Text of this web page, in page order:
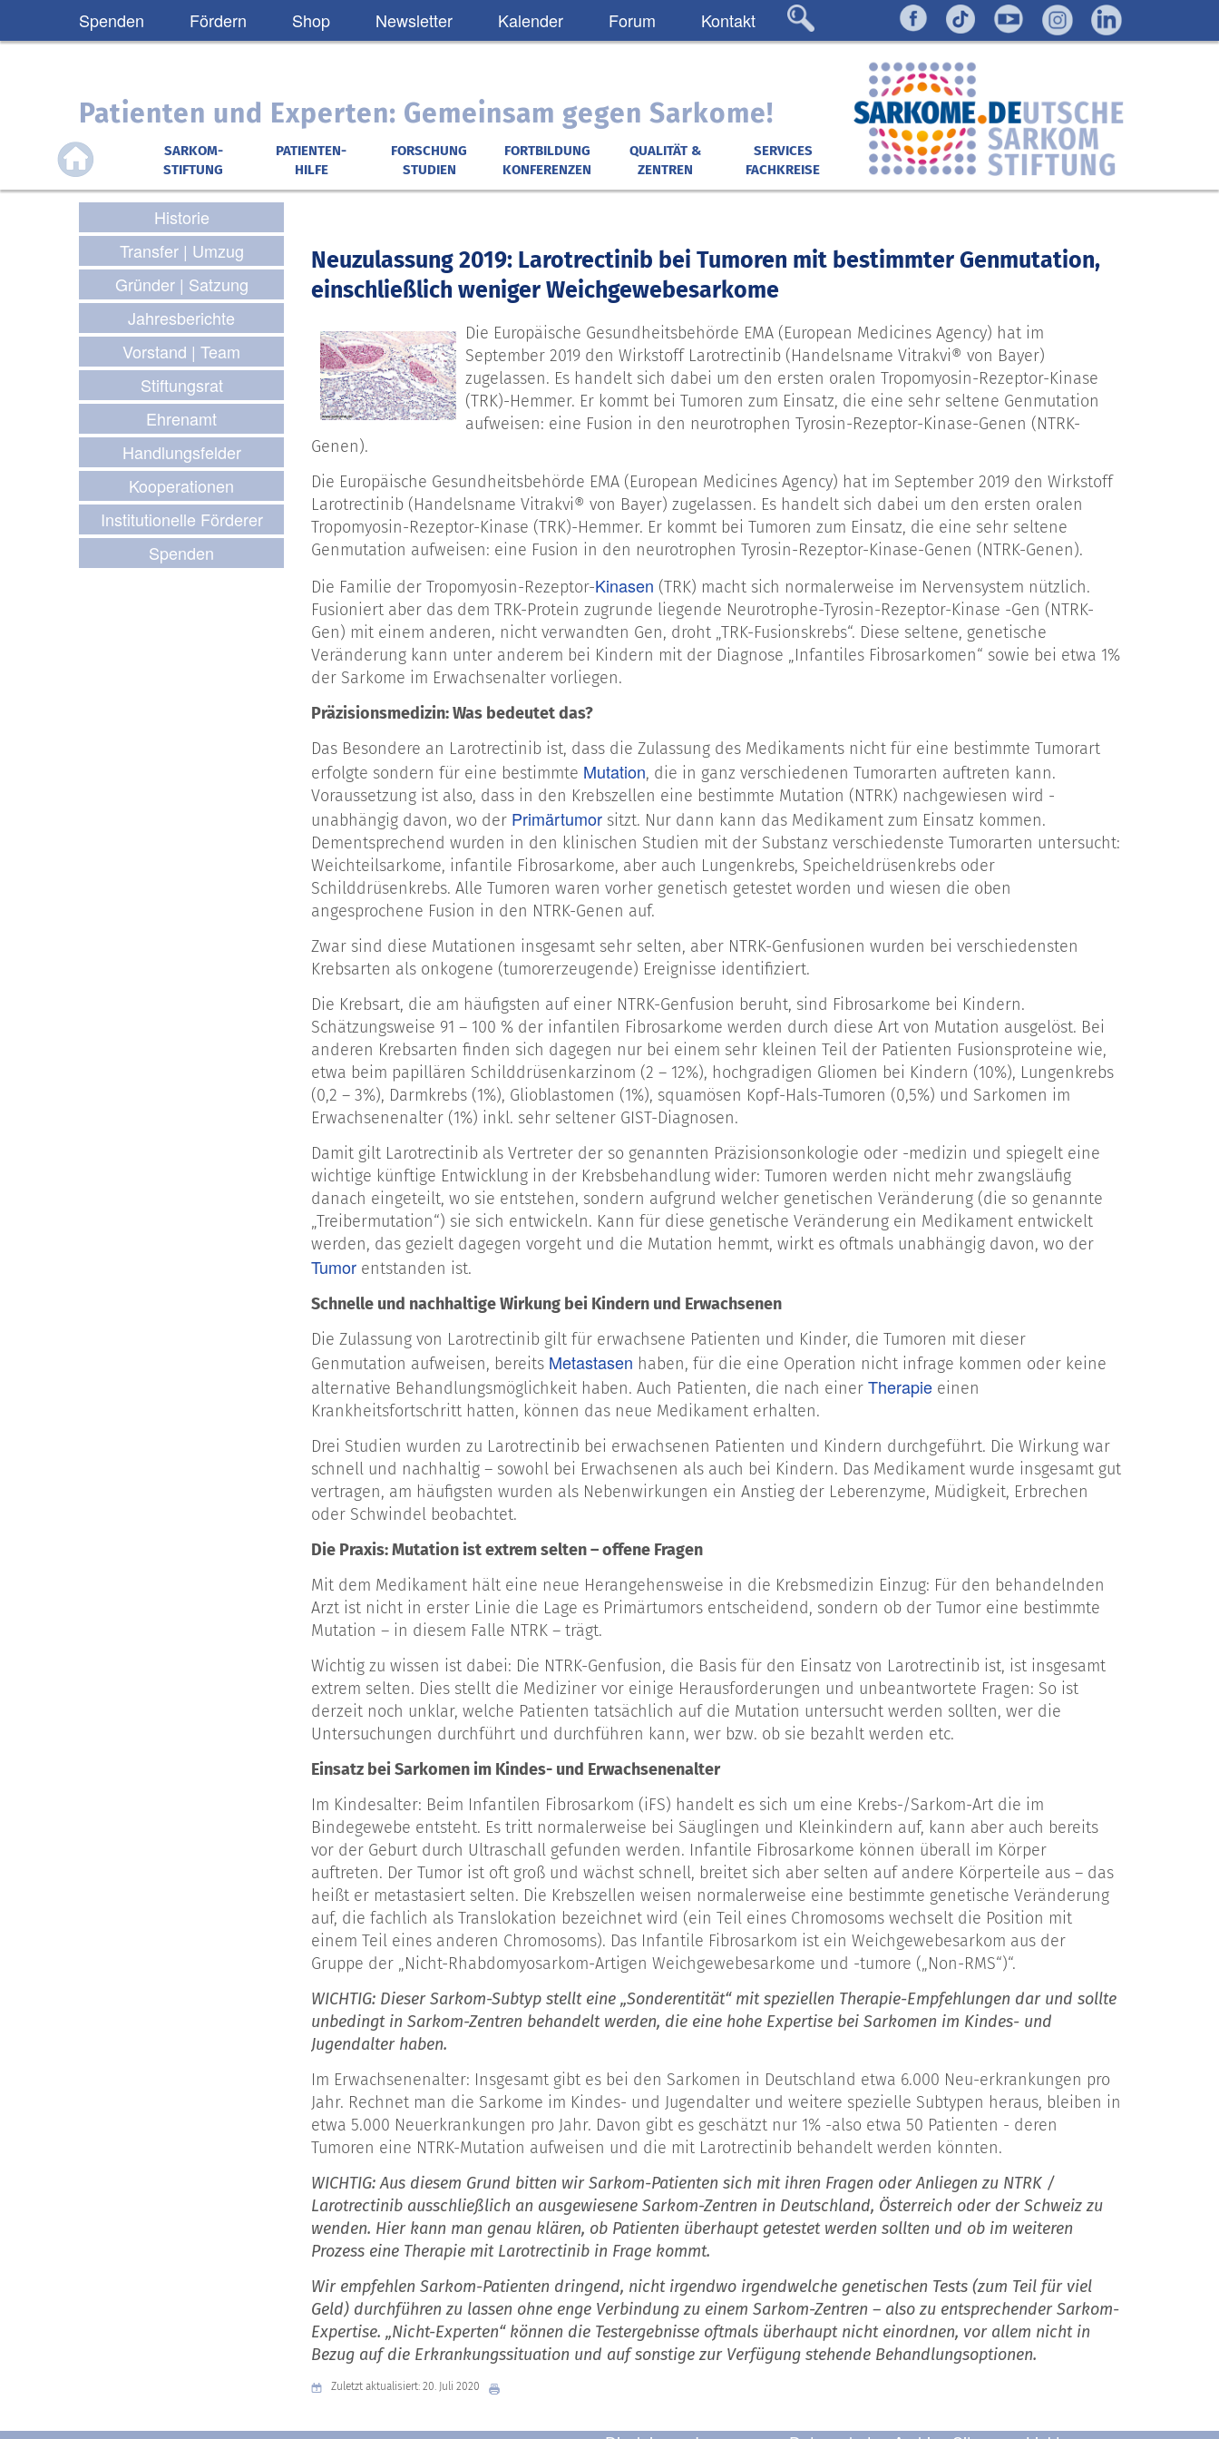
Spenden Fördern Shop Newsletter Kalender Forum Kontakt
Patienten und Experten: Gemeinsam gegen Sarkome!
SARKOM-
STIFTUNG
PATIENTEN-
HILFE
FORSCHUNG
STUDIEN
FORTBILDUNG
KONFERENZEN
QUALITÄT &
ZENTREN
SERVICES
FACHKREISE
Historie
Transfer | Umzug
Gründer | Satzung
Jahresberichte
Vorstand | Team
Stiftungsrat
Ehrenamt
Handlungsfelder
Kooperationen
Institutionelle Förderer
Spenden
Neuzulassung 2019: Larotrectinib bei Tumoren mit bestimmter Genmutation,
einschließlich weniger Weichgewebesarkome
Die Europäische Gesundheitsbehörde EMA (European Medicines Agency) hat im
September 2019 den Wirkstoff Larotrectinib (Handelsname Vitrakvi® von Bayer)
zugelassen. Es handelt sich dabei um den ersten oralen Tropomyosin-Rezeptor-Kinase
(TRK)-Hemmer. Er kommt bei Tumoren zum Einsatz, die eine sehr seltene Genmutation
aufweisen: eine Fusion in den neurotrophen Tyrosin-Rezeptor-Kinase-Genen (NTRK-
Genen).
Die Europäische Gesundheitsbehörde EMA (European Medicines Agency) hat im September 2019 den Wirkstoff
Larotrectinib (Handelsname Vitrakvi® von Bayer) zugelassen. Es handelt sich dabei um den ersten oralen
Tropomyosin-Rezeptor-Kinase (TRK)-Hemmer. Er kommt bei Tumoren zum Einsatz, die eine sehr seltene
Genmutation aufweisen: eine Fusion in den neurotrophen Tyrosin-Rezeptor-Kinase-Genen (NTRK-Genen).
Die Familie der Tropomyosin-Rezeptor-Kinasen (TRK) macht sich normalerweise im Nervensystem nützlich.
Fusioniert aber das dem TRK-Protein zugrunde liegende Neurotrophe-Tyrosin-Rezeptor-Kinase -Gen (NTRK-
Gen) mit einem anderen, nicht verwandten Gen, droht „TRK-Fusionskrebs“. Diese seltene, genetische
Veränderung kann unter anderem bei Kindern mit der Diagnose „Infantiles Fibrosarkomen“ sowie bei etwa 1%
der Sarkome im Erwachsenalter vorliegen.
Präzisionsmedizin: Was bedeutet das?
Das Besondere an Larotrectinib ist, dass die Zulassung des Medikaments nicht für eine bestimmte Tumorart
erfolgte sondern für eine bestimmte Mutation, die in ganz verschiedenen Tumorarten auftreten kann.
Voraussetzung ist also, dass in den Krebszellen eine bestimmte Mutation (NTRK) nachgewiesen wird -
unabhängig davon, wo der Primärtumor sitzt. Nur dann kann das Medikament zum Einsatz kommen.
Dementsprechend wurden in den klinischen Studien mit der Substanz verschiedenste Tumorarten untersucht:
Weichteilsarkome, infantile Fibrosarkome, aber auch Lungenkrebs, Speicheldrüsenkrebs oder
Schilddrüsenkrebs. Alle Tumoren waren vorher genetisch getestet worden und wiesen die oben
angesprochene Fusion in den NTRK-Genen auf.
Zwar sind diese Mutationen insgesamt sehr selten, aber NTRK-Genfusionen wurden bei verschiedensten
Krebsarten als onkogene (tumorerzeugende) Ereignisse identifiziert.
Die Krebsart, die am häufigsten auf einer NTRK-Genfusion beruht, sind Fibrosarkome bei Kindern.
Schätzungsweise 91 – 100 % der infantilen Fibrosarkome werden durch diese Art von Mutation ausgelöst. Bei
anderen Krebsarten finden sich dagegen nur bei einem sehr kleinen Teil der Patienten Fusionsproteine wie,
etwa beim papillären Schilddrüsenkarzinom (2 – 12%), hochgradigen Gliomen bei Kindern (10%), Lungenkrebs
(0,2 – 3%), Darmkrebs (1%), Glioblastomen (1%), squamösen Kopf-Hals-Tumoren (0,5%) und Sarkomen im
Erwachsenenalter (1%) inkl. sehr seltener GIST-Diagnosen.
Damit gilt Larotrectinib als Vertreter der so genannten Präzisionsonkologie oder -medizin und spiegelt eine
wichtige künftige Entwicklung in der Krebsbehandlung wider: Tumoren werden nicht mehr zwangsläufig
danach eingeteilt, wo sie entstehen, sondern aufgrund welcher genetischen Veränderung (die so genannte
„Treibermutation“) sie sich entwickeln. Kann für diese genetische Veränderung ein Medikament entwickelt
werden, das gezielt dagegen vorgeht und die Mutation hemmt, wirkt es oftmals unabhängig davon, wo der
Tumor entstanden ist.
Schnelle und nachhaltige Wirkung bei Kindern und Erwachsenen
Die Zulassung von Larotrectinib gilt für erwachsene Patienten und Kinder, die Tumoren mit dieser
Genmutation aufweisen, bereits Metastasen haben, für die eine Operation nicht infrage kommen oder keine
alternative Behandlungsmöglichkeit haben. Auch Patienten, die nach einer Therapie einen
Krankheitsfortschritt hatten, können das neue Medikament erhalten.
Drei Studien wurden zu Larotrectinib bei erwachsenen Patienten und Kindern durchgeführt. Die Wirkung war
schnell und nachhaltig – sowohl bei Erwachsenen als auch bei Kindern. Das Medikament wurde insgesamt gut
vertragen, am häufigsten wurden als Nebenwirkungen ein Anstieg der Leberenzyme, Müdigkeit, Erbrechen
oder Schwindel beobachtet.
Die Praxis: Mutation ist extrem selten – offene Fragen
Mit dem Medikament hält eine neue Herangehensweise in die Krebsmedizin Einzug: Für den behandelnden
Arzt ist nicht in erster Linie die Lage es Primärtumors entscheidend, sondern ob der Tumor eine bestimmte
Mutation – in diesem Falle NTRK – trägt.
Wichtig zu wissen ist dabei: Die NTRK-Genfusion, die Basis für den Einsatz von Larotrectinib ist, ist insgesamt
extrem selten. Dies stellt die Mediziner vor einige Herausforderungen und unbeantwortete Fragen: So ist
derzeit noch unklar, welche Patienten tatsächlich auf die Mutation untersucht werden sollten, wer die
Untersuchungen durchführt und durchführen kann, wer bzw. ob sie bezahlt werden etc.
Einsatz bei Sarkomen im Kindes- und Erwachsenenalter
Im Kindesalter: Beim Infantilen Fibrosarkom (iFS) handelt es sich um eine Krebs-/Sarkom-Art die im
Bindegewebe entsteht. Es tritt normalerweise bei Säuglingen und Kleinkindern auf, kann aber auch bereits
vor der Geburt durch Ultraschall gefunden werden. Infantile Fibrosarkome können überall im Körper
auftreten. Der Tumor ist oft groß und wächst schnell, breitet sich aber selten auf andere Körperteile aus – das
heißt er metastasiert selten. Die Krebszellen weisen normalerweise eine bestimmte genetische Veränderung
auf, die fachlich als Translokation bezeichnet wird (ein Teil eines Chromosoms wechselt die Position mit
einem Teil eines anderen Chromosoms). Das Infantile Fibrosarkom ist ein Weichgewebesarkom aus der
Gruppe der „Nicht-Rhabdomyosarkom-Artigen Weichgewebesarkome und -tumore („Non-RMS“)“.
WICHTIG: Dieser Sarkom-Subtyp stellt eine „Sonderentität“ mit speziellen Therapie-Empfehlungen dar und sollte
unbedingt in Sarkom-Zentren behandelt werden, die eine hohe Expertise bei Sarkomen im Kindes- und
Jugendalter haben.
Im Erwachsenenalter: Insgesamt gibt es bei den Sarkomen in Deutschland etwa 6.000 Neu-erkrankungen pro
Jahr. Rechnet man die Sarkome im Kindes- und Jugendalter und weitere spezielle Subtypen heraus, bleiben in
etwa 5.000 Neuerkrankungen pro Jahr. Davon gibt es geschätzt nur 1% -also etwa 50 Patienten - deren
Tumoren eine NTRK-Mutation aufweisen und die mit Larotrectinib behandelt werden könnten.
WICHTIG: Aus diesem Grund bitten wir Sarkom-Patienten sich mit ihren Fragen oder Anliegen zu NTRK /
Larotrectinib ausschließlich an ausgewiesene Sarkom-Zentren in Deutschland, Österreich oder der Schweiz zu
wenden. Hier kann man genau klären, ob Patienten überhaupt getestet werden sollten und ob im weiteren
Prozess eine Therapie mit Larotrectinib in Frage kommt.
Wir empfehlen Sarkom-Patienten dringend, nicht irgendwo irgendwelche genetischen Tests (zum Teil für viel
Geld) durchführen zu lassen ohne enge Verbindung zu einem Sarkom-Zentren – also zu entsprechender Sarkom-
Expertise. „Nicht-Experten“ können die Testergebnisse oftmals überhaupt nicht einordnen, vor allem nicht in
Bezug auf die Erkrankungssituation und auf sonstige zur Verfügung stehende Behandlungsoptionen.
Zuletzt aktualisiert: 20. Juli 2020